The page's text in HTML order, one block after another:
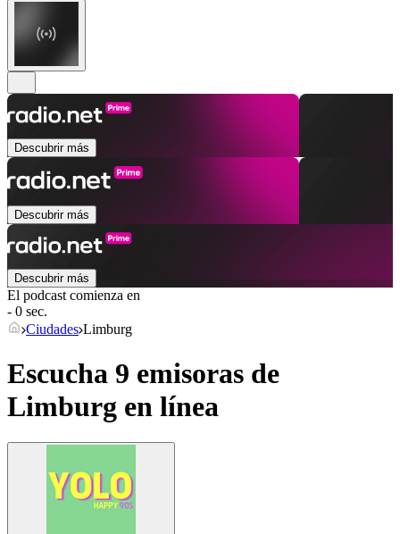
Descubrir más
Descubrir más
Descubrir más
El podcast comienza en
- 0 sec.
Ciudades Limburg
Escucha 9 emisoras de
Limburg en línea